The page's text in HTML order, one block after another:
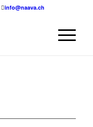
info@naava.ch